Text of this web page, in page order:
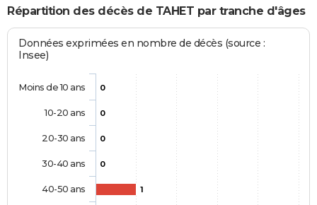
Répartition des décès de TAHET par tranche d'âges
Données exprimées en nombre de décès (source :
Insee)
0
0
0
0
1
Moins de 10 ans
10-20 ans
20-30 ans
30-40 ans
40-50 ans